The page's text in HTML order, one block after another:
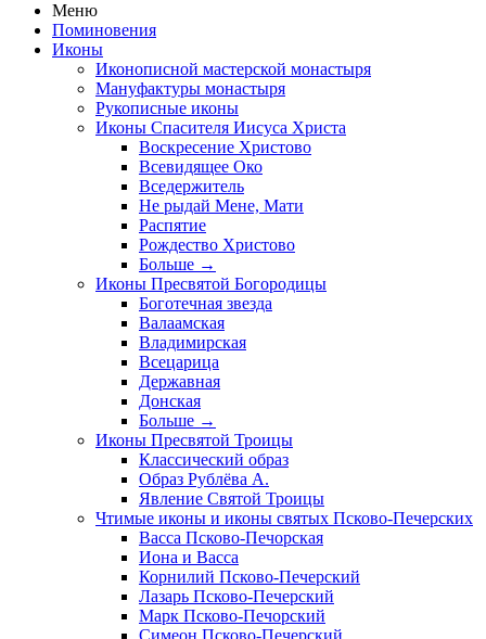
Меню
Поминовения
Иконы
Иконописной мастерской монастыря
Мануфактуры монастыря
Рукописные иконы
Иконы Спасителя Иисуса Христа
Воскресение Христово
Всевидящее Око
Вседержитель
Не рыдай Мене, Мати
Распятие
Рождество Христово
Больше →
Иконы Пресвятой Богородицы
Боготечная звезда
Валаамская
Владимирская
Всецарица
Державная
Донская
Больше →
Иконы Пресвятой Троицы
Классический образ
Образ Рублёва А.
Явление Святой Троицы
Чтимые иконы и иконы святых Псково-Печерских
Васса Псково-Печорская
Иона и Васса
Корнилий Псково-Печерский
Лазарь Псково-Печерский
Марк Псково-Печорский
Симеон Псково-Печерский